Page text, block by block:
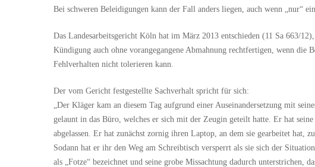
Bei schweren Beleidigungen kann der Fall anders liegen, auch wenn „nur“
Das Landesarbeitsgericht Köln hat im März 2013 entschieden (11 Sa 663/
Kündigung auch ohne vorangegangene Abmahnung rechtfertigen, wenn die
Fehlverhalten nicht tolerieren kann.
Der vom Gericht festgestellte Sachverhalt spricht für sich:
„Der Kläger kam an diesem Tag aufgrund einer Auseinandersetzung mit
gelaunt in das Büro, welches er sich mit der Zeugin geteilt hatte. Er hat
abgelassen. Er hat zunächst zornig ihren Laptop, an dem sie gearbeitet hat,
Sodann hat er ihr den Weg am Schreibtisch versperrt als sie sich der
als „Fotze“ bezeichnet und seine grobe Missachtung dadurch unterstrichen,